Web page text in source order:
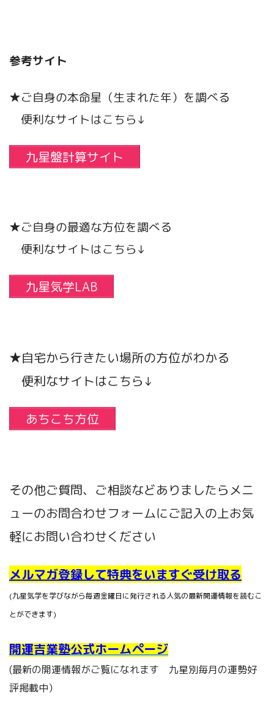
参考サイト
★ご自身の本命星（生まれた年）を調べる
便利なサイトはこちら↓
九星盤計算サイト
★ご自身の最適な方位を調べる
便利なサイトはこちら↓
九星気学LAB
★自宅から行きたい場所の方位がわかる
便利なサイトはこちら↓
あちこち方位
その他ご質問、ご相談などありましたらメニ
ューのお問合わせフォームにご記入の上お気
軽にお問い合わせください
メルマガ登録して特典をいますぐ受け取る
(九星気学を学びながら毎週金曜日に発行される人気の最新開運情報を読むこ
とができます)
開運吉業塾公式ホームページ
(最新の開運情報がご覧になれます 九星別毎月の運勢好
評掲載中）